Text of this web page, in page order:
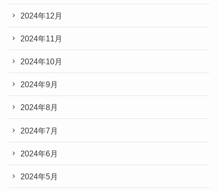
2024年12月
2024年11月
2024年10月
2024年9月
2024年8月
2024年7月
2024年6月
2024年5月